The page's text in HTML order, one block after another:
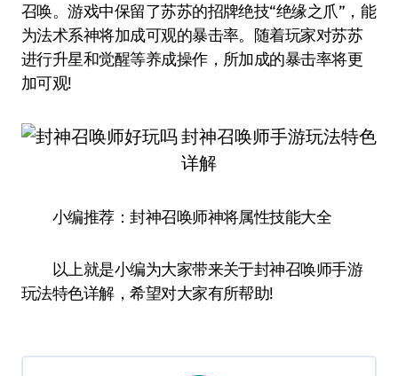
召唤。游戏中保留了苏苏的招牌绝技“绝缘之爪”，能
为法术系神将加成可观的暴击率。随着玩家对苏苏
进行升星和觉醒等养成操作，所加成的暴击率将更
加可观!
小编推荐：封神召唤师神将属性技能大全
以上就是小编为大家带来关于封神召唤师手游
玩法特色详解，希望对大家有所帮助!